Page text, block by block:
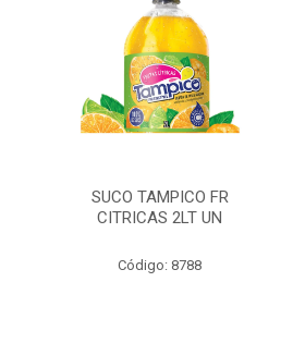
SUCO TAMPICO FR
CITRICAS 2LT UN
Código: 8788